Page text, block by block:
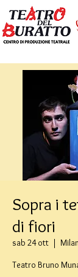
Sopra i
di fiori
sab 24 ott
  |
Teatro Bruno